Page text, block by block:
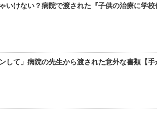
いけない？病院で渡された『子供の治療に学
ンして」病院の先生から渡された意外な書類【